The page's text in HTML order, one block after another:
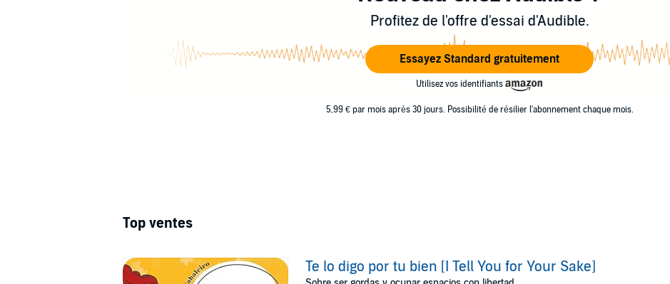
Profitez de l'offre d'essai d'Audible.
Essayez Standard gratuitement
Utilisez vos identifiants
5,99 € par mois après 30 jours. Possibilité de résilier l'abonnement chaque mois.
Top ventes
Te lo digo por tu bien [I Tell You for Your Sake]